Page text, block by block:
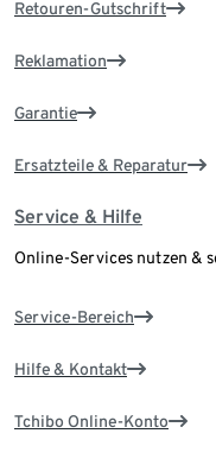
Retouren-Gutschrift
Reklamation
Garantie
Ersatzteile & Reparatur
Service & Hilfe
Online-Services nutzen &
Service-Bereich
Hilfe & Kontakt
Tchibo Online-Konto